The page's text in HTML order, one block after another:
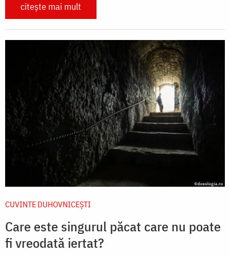
citește mai mult
CUVINTE DUHOVNICEȘTI
Care este singurul păcat care nu poate
fi vreodată iertat?